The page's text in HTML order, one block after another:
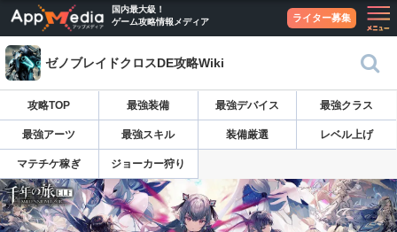
国内最大級！
ゲーム攻略情報メディア
ライター募集
ゼノブレイドクロスDE攻略Wiki
攻略TOP 最強装備 最強デバイス 最強クラス
最強アーツ 最強スキル 装備厳選 レベル上げ
マテチケ稼ぎ ジョーカー狩り